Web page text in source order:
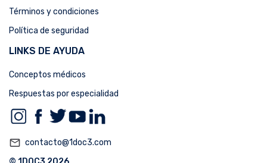
Términos y condiciones
Política de seguridad
LINKS DE AYUDA
Conceptos médicos
Respuestas por especialidad
mail_outline contacto@1doc3.com